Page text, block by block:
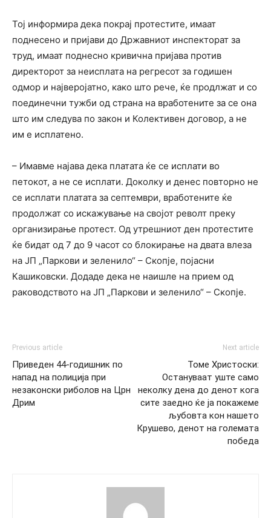
Тој информира дека покрај протестите, имаат
поднесено и пријави до Државниот инспекторат за
труд, имаат поднесно кривична пријава против
директорот за неисплата на регресот за годишен
одмор и најверојатно, како што рече, ќе продлжат и со
поединечни тужби од страна на вработените за се она
што им следува по закон и Колективен договор, а не
им е исплатено.
– Имавме најава дека платата ќе се исплати во
петокот, а не се исплати. Доколку и денес повторно не
се исплати платата за септември, вработените ќе
продолжат со искажување на својот револт преку
организирање протест. Од утрешниот ден протестите
ќе бидат од 7 до 9 часот со блокирање на двата влеза
на ЈП „Паркови и зеленило“ – Скопје, појасни
Кашиковски. Додаде дека не наишле на прием од
раководството на ЈП „Паркови и зеленило“ – Скопје.
Previous article
Приведен 44-годишник по
напад на полиција при
незаконски риболов на Црн
Дрим
Next article
Томе Христоски:
Остануваат уште само
неколку дена до денот кога
сите заедно ќе ја покажеме
љубовта кон нашето
Крушево, денот на големата
победа